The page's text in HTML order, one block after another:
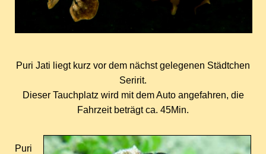
Puri Jati liegt kurz vor dem nächst gelegenen Städtchen
Seririt.
Dieser Tauchplatz wird mit dem Auto angefahren, die
Fahrzeit beträgt ca. 45Min.
Puri